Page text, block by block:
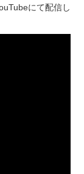
にて配信し